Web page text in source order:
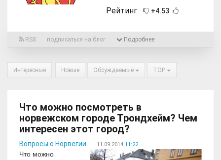
Рейтинг +4.53
RSS подписаться на блог Подробнее
Интересные Новые Обсуждаемые TOP
Что можно посмотреть в
норвежском городе Трондхейм? Чем
интересен этот город?
Вопросы о Норвегии 11.09.2014 11:22
Что можно